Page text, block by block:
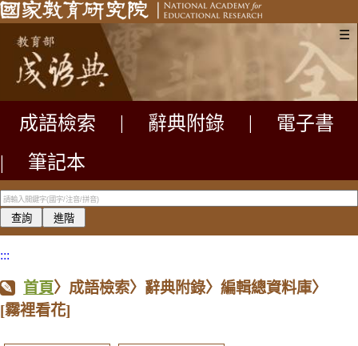
☰
成語檢索 辭典附錄
電子書
|
筆記本
:::
首頁〉成語檢索〉辭典附錄〉編輯總資料庫〉
[霧裡看花]